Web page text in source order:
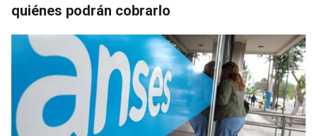
quiénes podrán cobrarlo